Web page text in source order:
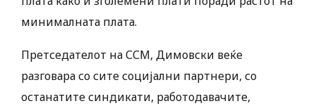
минималната плата.
Претседателот на ССМ, Димовски веќе
разговара со сите социјални партнери, со
останатите синдикати, работодавачите,